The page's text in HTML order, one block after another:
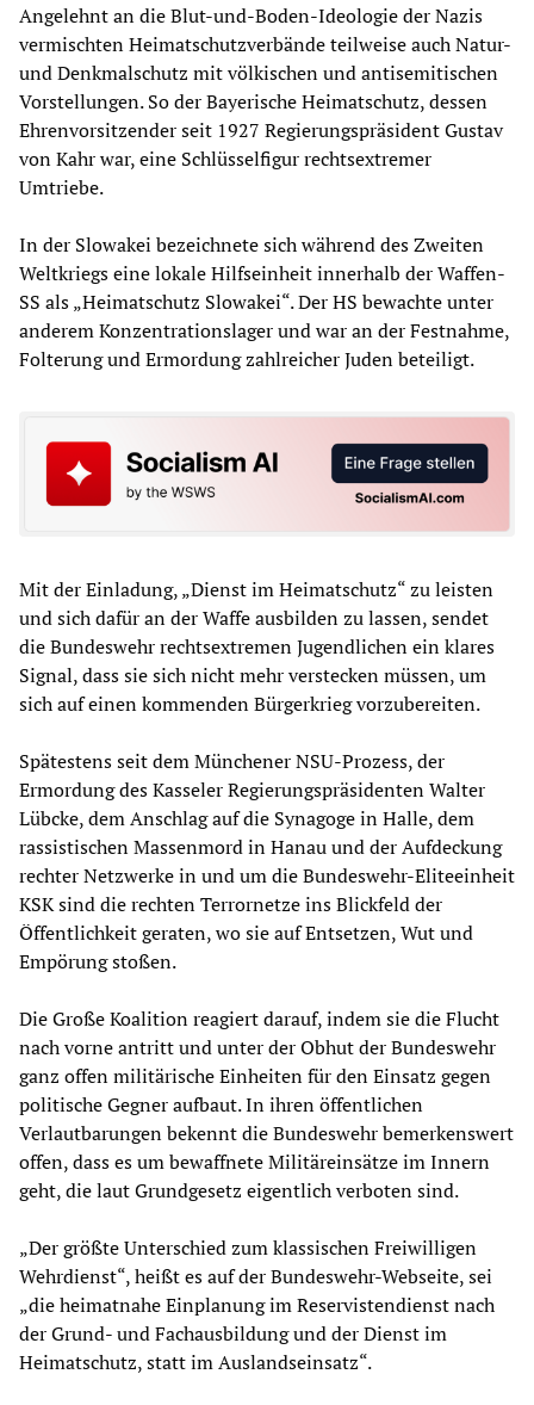
Angelehnt an die Blut-und-Boden-Ideologie der Nazis
vermischten Heimatschutzverbände teilweise auch Natur-
und Denkmalschutz mit völkischen und antisemitischen
Vorstellungen. So der Bayerische Heimatschutz, dessen
Ehrenvorsitzender seit 1927 Regierungspräsident Gustav
von Kahr war, eine Schlüsselfigur rechtsextremer
Umtriebe.
In der Slowakei bezeichnete sich während des Zweiten
Weltkriegs eine lokale Hilfseinheit innerhalb der Waffen-
SS als „Heimatschutz Slowakei“. Der HS bewachte unter
anderem Konzentrationslager und war an der Festnahme,
Folterung und Ermordung zahlreicher Juden beteiligt.
Mit der Einladung, „Dienst im Heimatschutz“ zu leisten
und sich dafür an der Waffe ausbilden zu lassen, sendet
die Bundeswehr rechtsextremen Jugendlichen ein klares
Signal, dass sie sich nicht mehr verstecken müssen, um
sich auf einen kommenden Bürgerkrieg vorzubereiten.
Spätestens seit dem Münchener NSU-Prozess, der
Ermordung des Kasseler Regierungspräsidenten Walter
Lübcke, dem Anschlag auf die Synagoge in Halle, dem
rassistischen Massenmord in Hanau und der Aufdeckung
rechter Netzwerke in und um die Bundeswehr-Eliteeinheit
KSK sind die rechten Terrornetze ins Blickfeld der
Öffentlichkeit geraten, wo sie auf Entsetzen, Wut und
Empörung stoßen.
Die Große Koalition reagiert darauf, indem sie die Flucht
nach vorne antritt und unter der Obhut der Bundeswehr
ganz offen militärische Einheiten für den Einsatz gegen
politische Gegner aufbaut. In ihren öffentlichen
Verlautbarungen bekennt die Bundeswehr bemerkenswert
offen, dass es um bewaffnete Militäreinsätze im Innern
geht, die laut Grundgesetz eigentlich verboten sind.
„Der größte Unterschied zum klassischen Freiwilligen
Wehrdienst“, heißt es auf der Bundeswehr-Webseite, sei
„die heimatnahe Einplanung im Reservistendienst nach
der Grund- und Fachausbildung und der Dienst im
Heimatschutz, statt im Auslandseinsatz“.